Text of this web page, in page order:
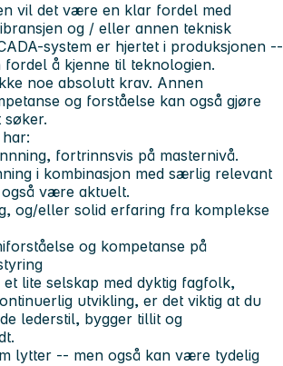
vil det være en klar fordel med
og / eller annen teknisk
-system er hjertet i produksjonen --
å kjenne til teknologien.
noe absolutt krav. Annen
og forståelse kan også gjøre
søker.
fortrinnsvis på masternivå.
i kombinasjon med særlig relevant
være aktuelt.
og/eller solid erfaring fra komplekse
og kompetanse på
et lite selskap med dyktig fagfolk,
utvikling, er det viktig at du
lederstil, bygger tillit og
lytter -- men også kan være tydelig